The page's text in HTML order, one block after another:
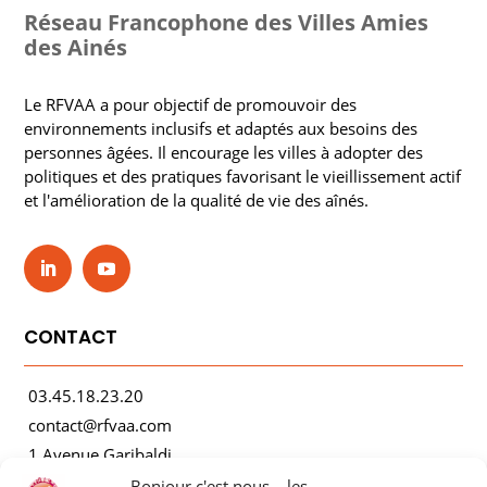
Réseau Francophone des Villes Amies
des Ainés
Le RFVAA a pour objectif de promouvoir des
environnements inclusifs et adaptés aux besoins des
personnes âgées. Il encourage les villes à adopter des
politiques et des pratiques favorisant le vieillissement actif
et l'amélioration de la qualité de vie des aînés.
CONTACT
03.45.18.23.20
contact@rfvaa.com
1 Avenue Garibaldi